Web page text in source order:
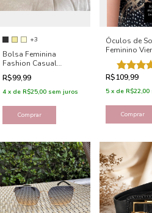
+3
Bolsa Feminina
Fashion Casual
Pequena Sara
R$99,99
4 x de R$25,00 sem juros
Comprar
Óculos de
Feminino
Gatinho -
R$109,99
5 x de R$22,00